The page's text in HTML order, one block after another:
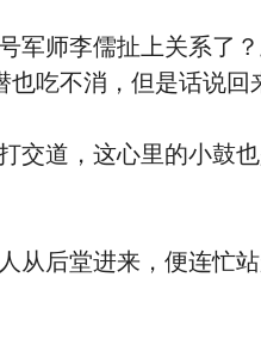
李儒扯上关系了？
吃不消，但是话说回
，这心里的小鼓也
堂进来，便连忙站